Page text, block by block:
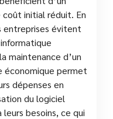
initial réduit. En
évitent
maintenance d’un
économique permet
dépenses en
du logiciel
besoins, ce qui